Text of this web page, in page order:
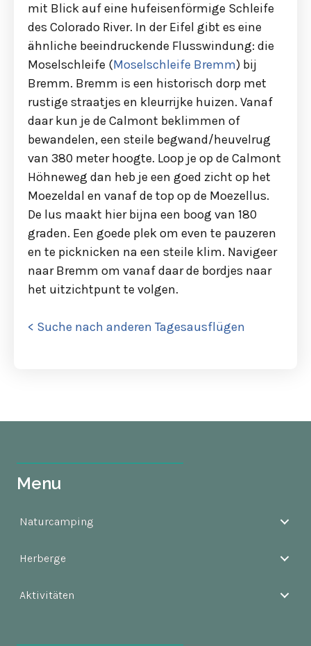
mit Blick auf eine hufeisenförmige Schleife
des Colorado River. In der Eifel gibt es eine
ähnliche beeindruckende Flusswindung: die
Moselschleife (Moselschleife Bremm) bij
Bremm. Bremm is een historisch dorp met
rustige straatjes en kleurrijke huizen. Vanaf
daar kun je de Calmont beklimmen of
bewandelen, een steile begwand/heuvelrug
van 380 meter hoogte. Loop je op de Calmont
Höhneweg dan heb je een goed zicht op het
Moezeldal en vanaf de top op de Moezellus.
De lus maakt hier bijna een boog van 180
graden. Een goede plek om even te pauzeren
en te picknicken na een steile klim. Navigeer
naar Bremm om vanaf daar de bordjes naar
het uitzichtpunt te volgen.
< Suche nach anderen Tagesausflügen
Menu
Naturcamping
Herberge
Aktivitäten